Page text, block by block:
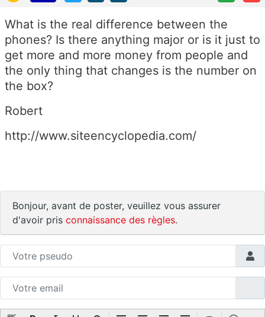
What is the real difference between the
phones? Is there anything major or is it just to
get more and more money from people and
the only thing that changes is the number on
the box?
Robert
http://www.siteencyclopedia.com/
Bonjour, avant de poster, veuillez vous assurer
d'avoir pris connaissance des règles.